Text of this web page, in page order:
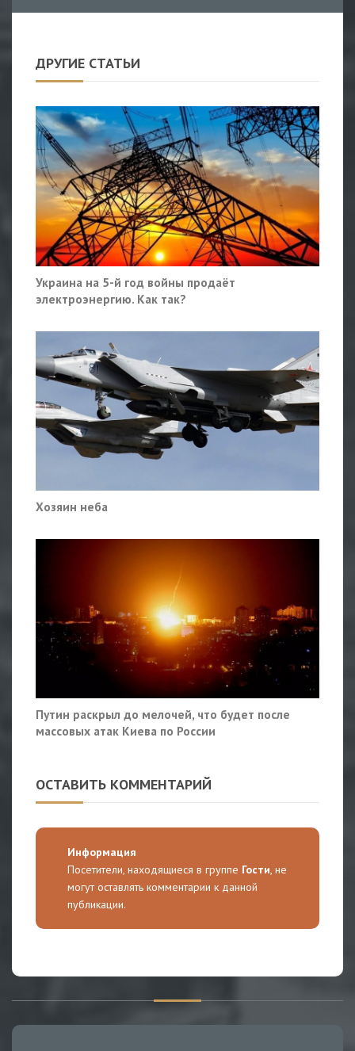
ДРУГИЕ СТАТЬИ
Украина на 5-й год войны продаёт
электроэнергию. Как так?
Хозяин неба
Путин раскрыл до мелочей, что будет после
массовых атак Киева по России
ОСТАВИТЬ КОММЕНТАРИЙ
Информация
Посетители, находящиеся в группе Гости, не
могут оставлять комментарии к данной
публикации.